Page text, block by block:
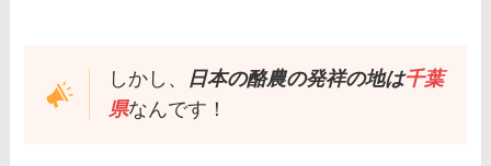
しかし、 日本の酪農の発祥の地は千葉
県なんです！